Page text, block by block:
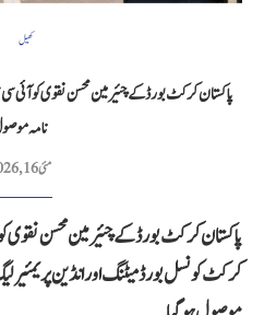
کھیل
پاکستان کرکٹ بورڈ کے چئیرمین محسن نقوی کو آئی
نامہ
مئی 16, 2026
پاکستان کرکٹ بورڈ کے چئیرمین محسن نقوی
کرکٹ کونسل بورڈ میٹنگ اور انڈین